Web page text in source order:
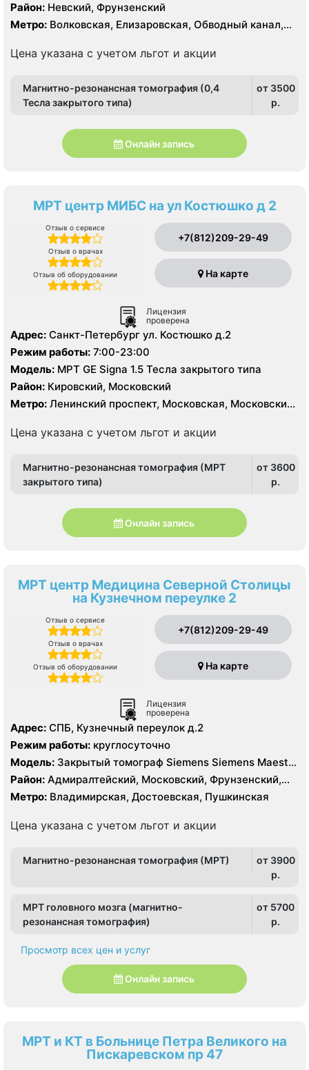
Район: Невский, Фрунзенский
Метро: Волковская, Елизаровская, Обводный канал,
Цена указана с учетом льгот и акции
Магнитно-резонансная томография (0,4
Тесла закрытого типа)
от 3500
p.
Онлайн запись
МРТ центр МИБС на ул Костюшко д 2
Отзыв о сервисе
Отзыв о врачах
Отзыв об оборудовании
+7(812)209-29-49
На карте
Лицензия
проверена
Адрес: Санкт-Петербург ул. Костюшко д.2
Режим работы: 7:00-23:00
Модель: МРТ GE Signa 1.5 Тесла закрытого типа
Район: Кировский, Московский
Метро: Ленинский проспект, Московская, Московские
Цена указана с учетом льгот и акции
Магнитно-резонансная томография (МРТ
закрытого типа)
от 3600
p.
Онлайн запись
МРТ центр Медицина Северной Столицы
на Кузнечном переулке 2
Отзыв о сервисе
Отзыв о врачах
Отзыв об оборудовании
+7(812)209-29-49
На карте
Лицензия
проверена
Адрес: СПБ, Кузнечный переулок д.2
Режим работы: круглосуточно
Модель: Закрытый томограф Siemens Siemens Maestro
Class 1.5 Тесла
Район: Адмиралтейский, Московский, Фрунзенский,
Центральный
Метро: Владимирская, Достоевская, Пушкинская
Цена указана с учетом льгот и акции
Магнитно-резонансная томография (МРТ)
от 3900
p.
МРТ головного мозга (магнитно-
резонансная томография)
от 5700
p.
Просмотр всех цен и услуг
Онлайн запись
МРТ и КТ в Больнице Петра Великого на
Пискаревском пр 47